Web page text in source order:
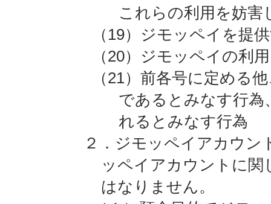
これらの利用を妨害
（19）ジモッペイを提
（20）ジモッペイの利
（21）前各号に定める
であるとみなす行為
れるとみなす行為
２．ジモッペイアカウン
ッペイアカウントに関
はなりません。